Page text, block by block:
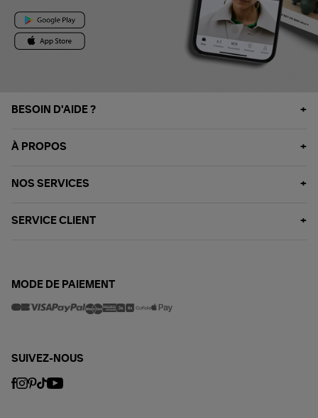
BESOIN D'AIDE ?
À PROPOS
NOS SERVICES
SERVICE CLIENT
MODE DE PAIEMENT
SUIVEZ-NOUS